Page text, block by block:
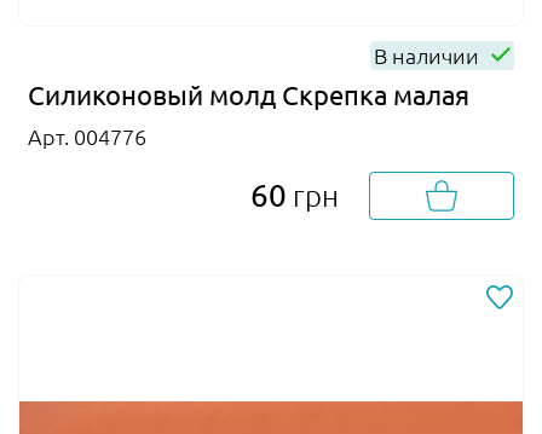
В наличии
Силиконовый молд Скрепка малая
Арт. 004776
60 грн